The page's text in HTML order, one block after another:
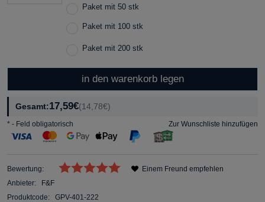
Paket mit 50 stk
Paket mit 100 stk
Paket mit 200 stk
in den warenkorb legen
Gesamt:17,59€(14,78€)
Zur Wunschliste hinzufügen
* - Feld obligatorisch
Bewertung:
Anbieter:
F&F
Produktcode:
GPV-401-222
Einem Freund empfehlen